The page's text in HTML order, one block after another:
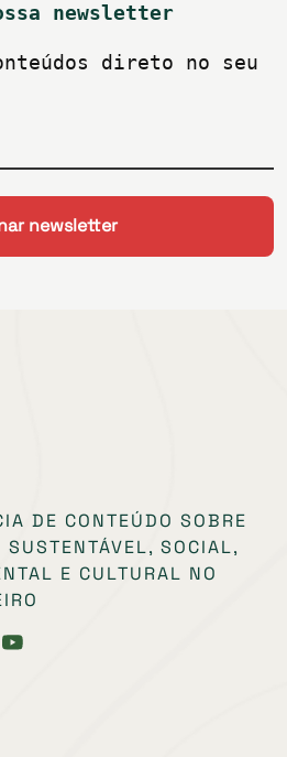
newsletter
direto no seu
DE CONTEÚDO SOBRE
SOCIAL,
E CULTURAL NO